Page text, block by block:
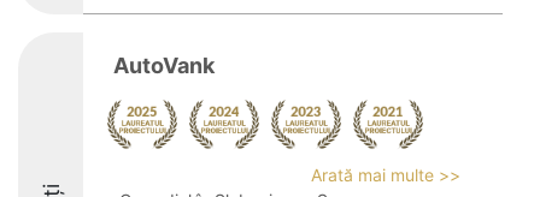
AutoVank
Arată mai multe >>